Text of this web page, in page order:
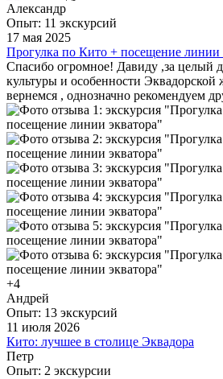
Александр
Опыт: 11 экскурсий
17 мая 2025
Прогулка по Кито + посещение линии
Спасибо огромное! Давиду ,за целый
культуры и особенности Эквадорской
вернемся , однозначно рекомендуем
+4
Андрей
Опыт: 13 экскурсий
11 июля 2026
Кито: лучшее в столице Эквадора
Диаманта приятный человек и
маршрут полностью посвящен храмам
Петр
Опыт: 2 экскурсии